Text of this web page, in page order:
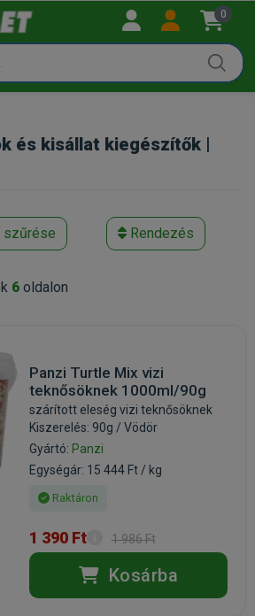
0
és kisállat kiegészítők |
szűrése Rendezés
6 oldalon
Panzi Turtle Mix vizi
teknősöknek 1000ml/90g
szárított eleség vizi teknősöknek
Kiszerelés: 90g / Vödör
Gyártó: Panzi
Egységár: 15 444 Ft / kg
Raktáron
1 390 Ft 1 986 Ft
Kosárba